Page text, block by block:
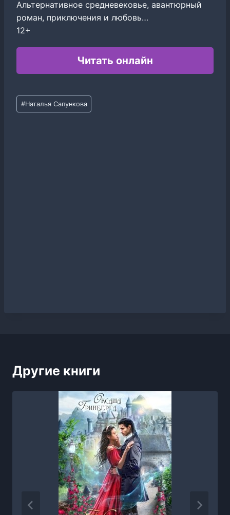
Альтернативное средневековье, авантюрный
роман, приключения и любовь…
12+
Читать онлайн
Метки
записи:
#Наталья Сапункова
Другие книги